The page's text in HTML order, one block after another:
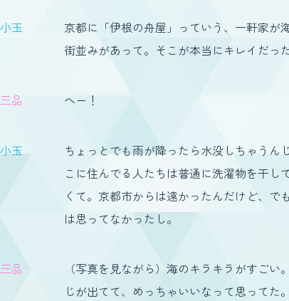
小玉
京都に「伊根の舟屋」っていう、一軒家が
街並みがあって。そこが本当にキレイだっ
三品 へー！
小玉
ちょっとでも雨が降ったら水没しちゃうん
こに住んでる人たちは普通に洗濯物を干
くて。京都市からは遠かったんだけど、
は思ってなかったし。
三品
（写真を見ながら）海のキラキラがすご
じが出てて、めっちゃいいなって思って